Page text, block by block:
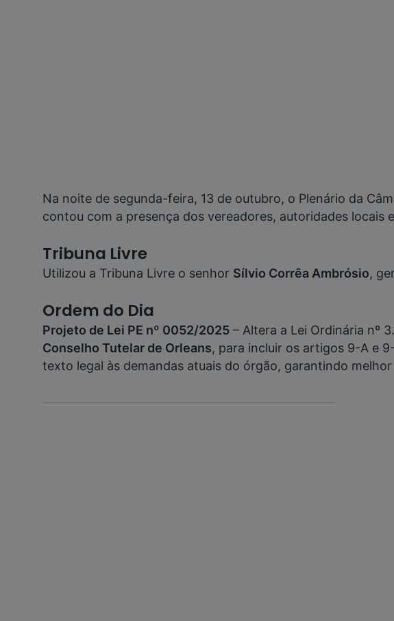
Na noite de segunda-feira, 13 de outubro, o Plenário da
contou com a presença dos vereadores, autoridades locais
Tribuna Livre
Utilizou a Tribuna Livre o senhor Sílvio Corrêa Ambrósio,
Ordem do Dia
Projeto de Lei PE nº 0052/2025 – Altera a Lei Ordinária nº
Conselho Tutelar de Orleans, para incluir os artigos 9-A e
texto legal às demandas atuais do órgão, garantindo